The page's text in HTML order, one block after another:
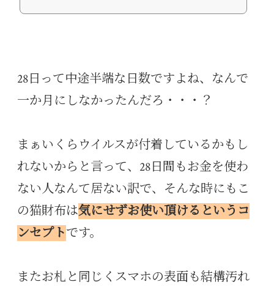
28日って中途半端な日数ですよね、なんで
一か月にしなかったんだろ・・・？
まぁいくらウイルスが付着しているかもし
れないからと言って、28日間もお金を使わ
ない人なんて居ない訳で、そんな時にもこ
の猫財布は気にせずお使い頂けるというコ
ンセプトです。
またお札と同じくスマホの表面も結構汚れ